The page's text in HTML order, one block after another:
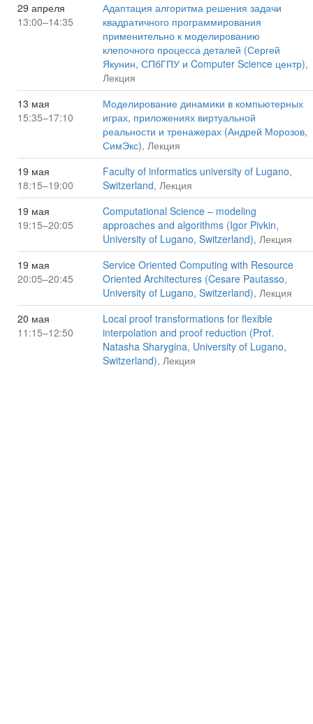
29 апреля
13:00–14:35
Адаптация алгоритма решения задачи
квадратичного программирования
применительно к моделированию
клепочного процесса деталей (Сергей
Якунин, СПбГПУ и Computer Science центр),
Лекция
13 мая
15:35–17:10
Моделирование динамики в компьютерных
играх, приложениях виртуальной
реальности и тренажерах (Андрей Морозов,
СимЭкс), Лекция
19 мая
18:15–19:00
Faculty of informatics university of Lugano,
Switzerland, Лекция
19 мая
19:15–20:05
Computational Science – modeling
approaches and algorithms (Igor Pivkin,
University of Lugano, Switzerland), Лекция
19 мая
20:05–20:45
Service Oriented Computing with Resource
Oriented Architectures (Cesare Pautasso,
University of Lugano, Switzerland), Лекция
20 мая
11:15–12:50
Local proof transformations for flexible
interpolation and proof reduction (Prof.
Natasha Sharygina, University of Lugano,
Switzerland), Лекция